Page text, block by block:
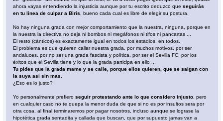
ahora vayas entendiendo la injusticia aunque por tu escrito deduzco que seguirás
en tu linea de culpar a Biris
, bueno cada cual es libre de elegir su postura.
No hay ninguna grada con mejor comportamiento que la nuestra, ninguna, porque en
la nuestra la directiva no deja ni bombos ni megáfonos ni tifos ni pancartas ...
El resto (cánticos) es exactamente igual en todos los estadios, en todos.
El problema es que quieren callar nuestra grada, por muchos motivos, por ser
andaluces, por no ser una grada fascista y política, por ser el Sevilla FC, por los
éxitos que el Sevilla tiene y lo que la grada participa en ello ...
Tu pides que la grada mame y se calle, porque ellos quieren, que se salgan con
la suya así sin mas.
¿Eso es lo justo?
Yo personalmente prefieroseguir protestando ante lo que considero injusto , pero
en cualquier caso no te quepa la menor duda de que si no es por insultos sera por
otra cosa, al final terminaremos por pagar nosotros, incluso aunque se lograse la
hipotética grada sentadita y callada que buscan, que por supuesto jamas van a